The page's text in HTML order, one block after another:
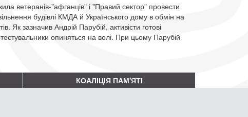
ветеранів-"афганців" і "Правий сектор" провести
будівлі КМДА й Українського дому в обмін на
Як зазначив Андрій Парубій, активісти готові
опиняться на волі. При цьому Парубій
КОАЛІЦІЯ ПАМ'ЯТІ